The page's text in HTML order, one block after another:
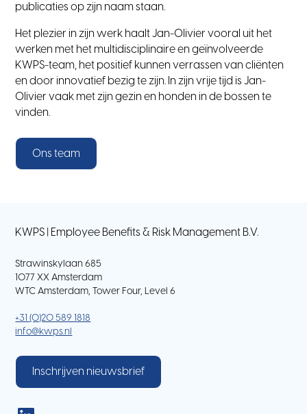
publicaties op zijn naam staan.
Het plezier in zijn werk haalt Jan-Olivier vooral uit het
werken met het multidisciplinaire en geïnvolveerde
KWPS-team, het positief kunnen verrassen van cliënten
en door innovatief bezig te zijn. In zijn vrije tijd is Jan-
Olivier vaak met zijn gezin en honden in de bossen te
vinden.
Ons team
KWPS | Employee Benefits & Risk Management B.V.
Strawinskylaan 685
1077 XX Amsterdam
WTC Amsterdam, Tower Four, Level 6
+31 (0)20 589 1818
info@kwps.nl
Inschrijven nieuwsbrief